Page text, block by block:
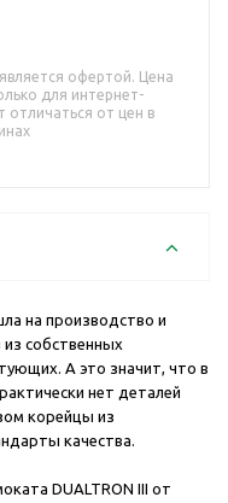
офертой. Цена
для интернет-
отличаться от цен в
на производство и
из собственных
А это значит, что в
нет деталей
корейцы из
качества.
DUALTRON III от